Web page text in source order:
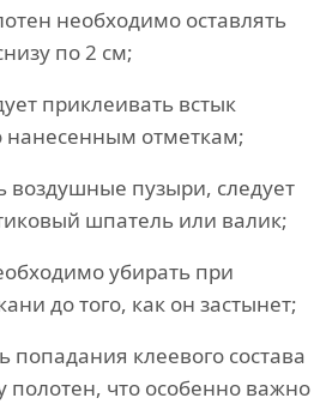
необходимо оставлять
по 2 см;
приклеивать встык
нанесенным отметкам;
воздушные пузыри, следует
шпатель или валик;
убирать при
до того, как он застынет;
попадания клеевого состава
полотен, что особенно важно